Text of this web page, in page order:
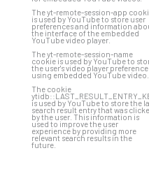
The yt-remote-session-app
is used by YouTube to store user
preferences and information
the interface of the embedded
YouTube video player.
The yt-remote-session-name
cookie is used by YouTube to
the user's video player
using embedded YouTube video.
The cookie
is used by YouTube to store the
search result entry that was
by the user. This information is
used to improve the user
experience by providing more
relevant search results in the
future.